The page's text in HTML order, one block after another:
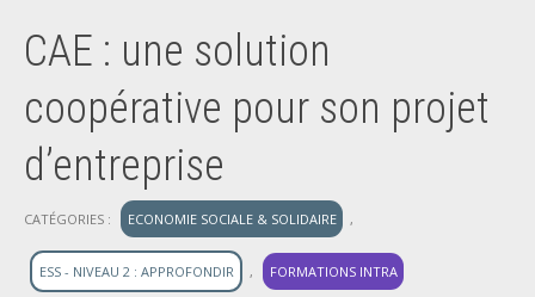
CAE : une solution
coopérative pour son projet
d’entreprise
CATÉGORIES : ECONOMIE SOCIALE & SOLIDAIRE ,
ESS - NIVEAU 2 : APPROFONDIR , FORMATIONS INTRA